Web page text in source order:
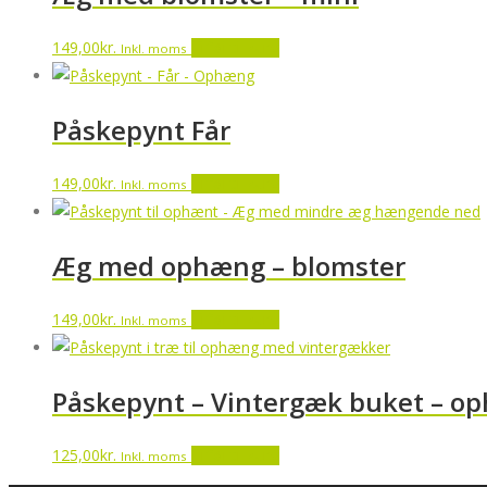
149,00kr. Inkl. moms
Påskepynt Får
149,00kr. Inkl. moms
Æg med ophæng – blomster
149,00kr. Inkl. moms
Påskepynt – Vintergæk buket –
125,00kr. Inkl. moms